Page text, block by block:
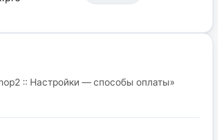
:: Настройки — способы оплаты»